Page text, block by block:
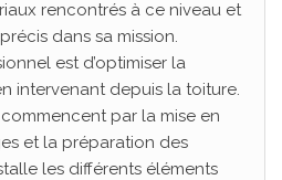
rencontrés à ce niveau et
dans sa mission.
est d’optimiser la
intervenant depuis la toiture.
par la mise en
et la préparation des
les différents éléments